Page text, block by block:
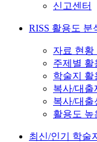
신고센터
RISS 활용도 분
자료 현황
주제별 활
학술지 활
복사/대출
복사/대출
활용도 높
최신/인기 학술